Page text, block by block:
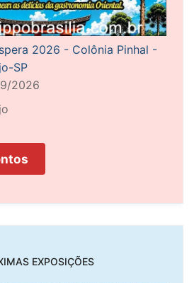
2026 - Colônia Pinhal -
SP
2026
EXPOSIÇÕES